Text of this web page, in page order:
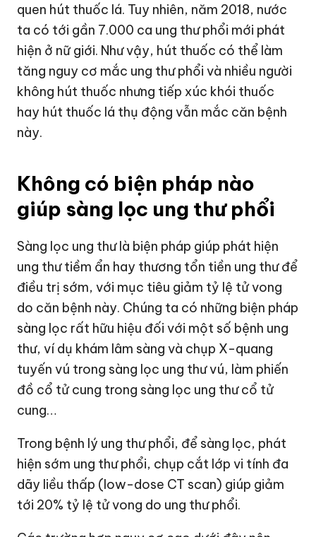
quen hút thuốc lá. Tuy nhiên, năm 2018, nước
ta có tới gần 7.000 ca ung thư phổi mới phát
hiện ở nữ giới. Như vậy, hút thuốc có thể làm
tăng nguy cơ mắc ung thư phổi và nhiều người
không hút thuốc nhưng tiếp xúc khói thuốc
hay hút thuốc lá thụ động vẫn mắc căn bệnh
này.
Không có biện pháp nào
giúp sàng lọc ung thư phổi
Sàng lọc ung thư là biện pháp giúp phát hiện
ung thư tiềm ẩn hay thương tổn tiền ung thư để
điều trị sớm, với mục tiêu giảm tỷ lệ tử vong
do căn bệnh này. Chúng ta có những biện pháp
sàng lọc rất hữu hiệu đối với một số bệnh ung
thư, ví dụ khám lâm sàng và chụp X-quang
tuyến vú trong sàng lọc ung thư vú, làm phiến
đồ cổ tử cung trong sàng lọc ung thư cổ tử
cung…
Trong bệnh lý ung thư phổi, để sàng lọc, phát
hiện sớm ung thư phổi, chụp cắt lớp vi tính đa
dãy liều thấp (low-dose CT scan) giúp giảm
tới 20% tỷ lệ tử vong do ung thư phổi.